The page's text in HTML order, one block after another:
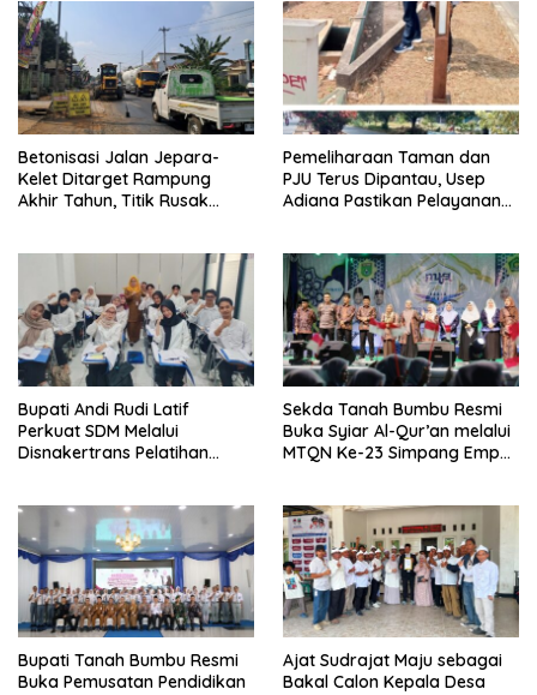
Betonisasi Jalan Jepara-
Kelet Ditarget Rampung
Akhir Tahun, Titik Rusak
Pemeliharaan Taman dan
PJU Terus Dipantau, Usep
Adiana Pastikan Pelayanan
Bupati Andi Rudi Latif
Perkuat SDM Melalui
Disnakertrans Pelatihan
Sekda Tanah Bumbu Resmi
Buka Syiar Al-Qur’an melalui
MTQN Ke-23 Simpang Empat
Bupati Tanah Bumbu Resmi
Buka Pemusatan Pendidikan
Ajat Sudrajat Maju sebagai
Bakal Calon Kepala Desa